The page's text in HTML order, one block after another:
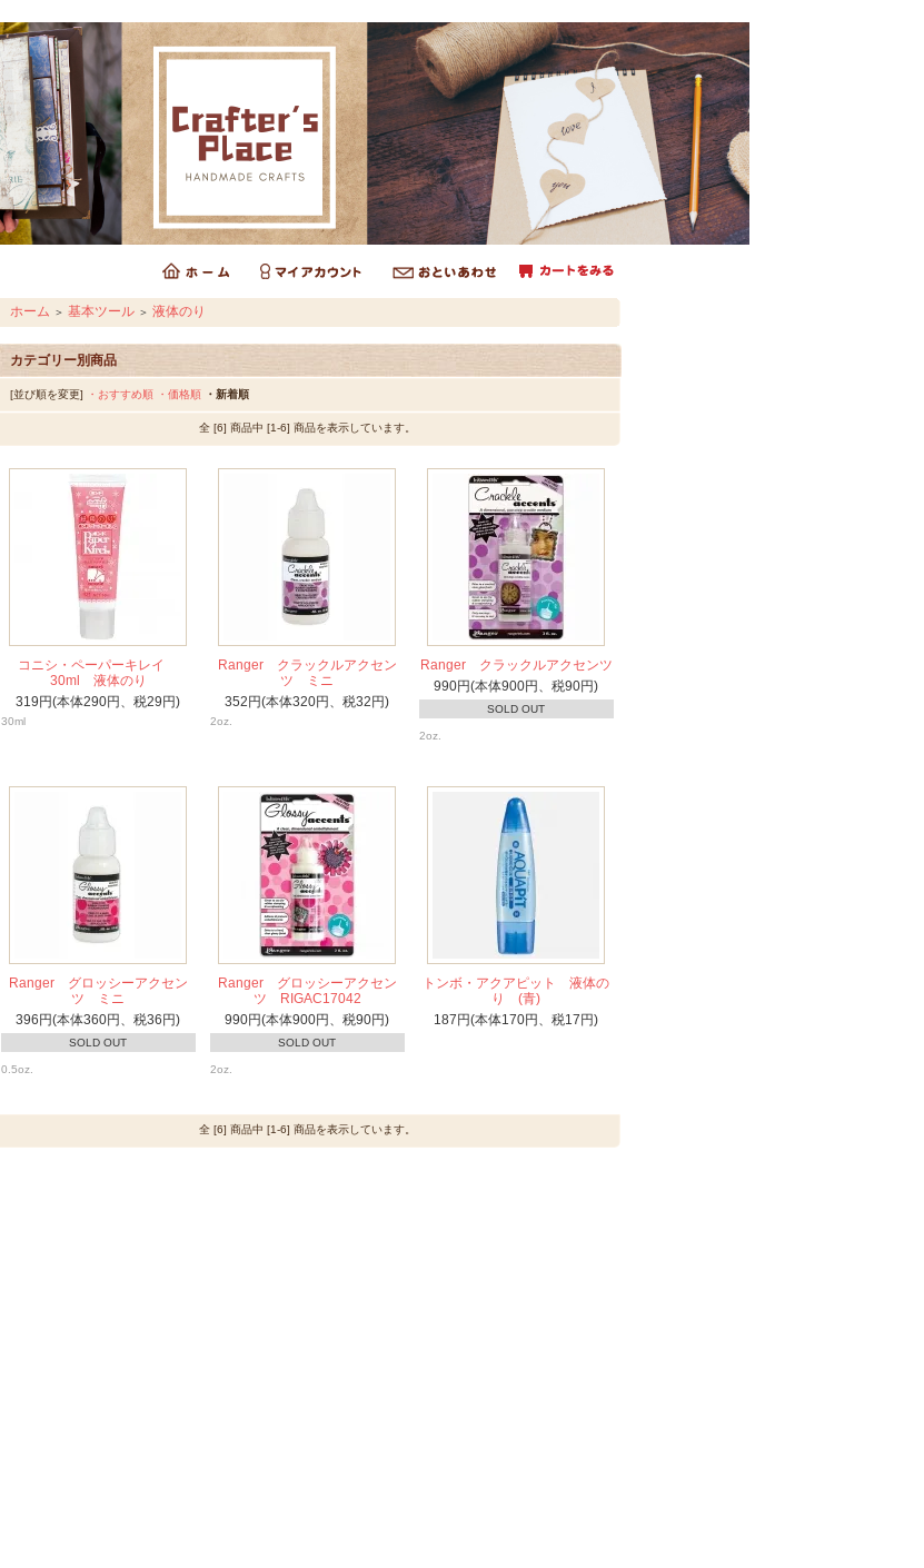
ホーム ＞ 基本ツール ＞ 液体のり
カテゴリー別商品
[並び順を変更] ・おすすめ順 ・価格順 ・新着順
全 [6] 商品中 [1-6] 商品を表示しています。
コニシ・ペーパーキレイ
30ml 液体のり
319円(本体290円、税29円)
30ml
Ranger クラックルアクセン
ツ ミニ
352円(本体320円、税32円)
2oz.
Ranger クラックルアクセンツ
990円(本体900円、税90円)
SOLD OUT
2oz.
Ranger グロッシーアクセン
ツ ミニ
396円(本体360円、税36円)
SOLD OUT
0.5oz.
Ranger グロッシーアクセン
ツ RIGAC17042
990円(本体900円、税90円)
SOLD OUT
2oz.
トンボ・アクアピット 液体の
り (青)
187円(本体170円、税17円)
全 [6] 商品中 [1-6] 商品を表示しています。